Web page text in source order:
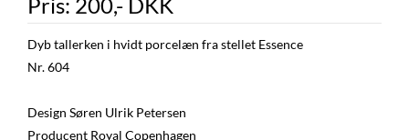
Pris: 200,- DKK
Dyb tallerken i hvidt porcelæn fra stellet Essence
Nr. 604
Design Søren Ulrik Petersen
Producent Royal Copenhagen